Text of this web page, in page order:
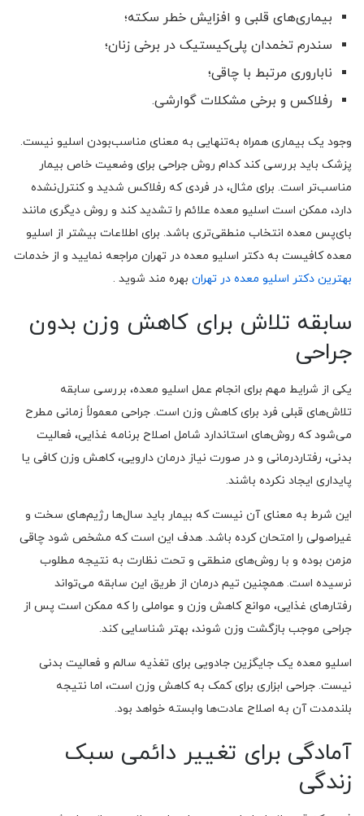
بیماری‌های قلبی و افزایش خطر سکته؛
سندرم تخمدان پلی‌کیستیک در برخی زنان؛
ناباروری مرتبط با چاقی؛
رفلاکس و برخی مشکلات گوارشی.
وجود یک بیماری همراه به‌تنهایی به معنای مناسب‌بودن اسلیو نیست.
پزشک باید بررسی کند کدام روش جراحی برای وضعیت خاص بیمار
مناسب‌تر است. برای مثال، در فردی که رفلاکس شدید و کنترل‌نشده
دارد، ممکن است اسلیو معده علائم را تشدید کند و روش دیگری مانند
بای‌پس معده انتخاب منطقی‌تری باشد. برای اطلاعات بیشتر از اسلیو
معده کافیست به دکتر اسلیو معده در تهران مراجعه نمایید و از خدمات
بهترین دکتر اسلیو معده در تهران بهره مند شوید .
سابقه تلاش برای کاهش وزن بدون
جراحی
یکی از شرایط مهم برای انجام عمل اسلیو معده، بررسی سابقه
تلاش‌های قبلی فرد برای کاهش وزن است. جراحی معمولاً زمانی مطرح
می‌شود که روش‌های استاندارد شامل اصلاح برنامه غذایی، فعالیت
بدنی، رفتاردرمانی و در صورت نیاز درمان دارویی، کاهش وزن کافی یا
پایداری ایجاد نکرده باشند.
این شرط به معنای آن نیست که بیمار باید سال‌ها رژیم‌های سخت و
غیراصولی را امتحان کرده باشد. هدف این است که مشخص شود چاقی
مزمن بوده و با روش‌های منطقی و تحت نظارت به نتیجه مطلوب
نرسیده است. همچنین تیم درمان از طریق این سابقه می‌تواند
رفتارهای غذایی، موانع کاهش وزن و عواملی را که ممکن است پس از
جراحی موجب بازگشت وزن شوند، بهتر شناسایی کند.
اسلیو معده یک جایگزین جادویی برای تغذیه سالم و فعالیت بدنی
نیست. جراحی ابزاری برای کمک به کاهش وزن است، اما نتیجه
بلندمدت آن به اصلاح عادت‌ها وابسته خواهد بود.
آمادگی برای تغییر دائمی سبک
زندگی